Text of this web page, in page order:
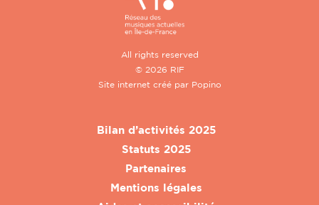
All rights reserved
© 2026 RIF
Site internet créé par Popino
Bilan d’activités 2025
Statuts 2025
Partenaires
Mentions légales